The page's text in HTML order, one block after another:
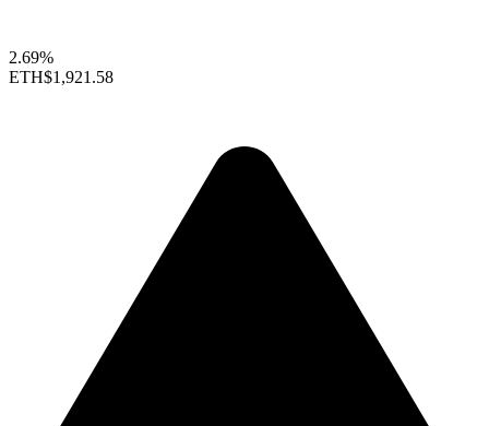
2.69%
ETH$1,921.58